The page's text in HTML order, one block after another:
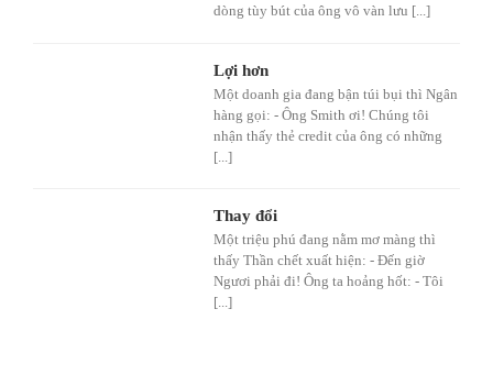
dòng tùy bút của ông vô vàn lưu [...]
Lợi hơn
Một doanh gia đang bận túi bụi thì Ngân
hàng gọi: - Ông Smith ơi! Chúng tôi
nhận thấy thẻ credit của ông có những
[...]
Thay đổi
Một triệu phú đang nằm mơ màng thì
thấy Thần chết xuất hiện: - Đến giờ
Ngươi phải đi! Ông ta hoảng hốt: - Tôi
[...]